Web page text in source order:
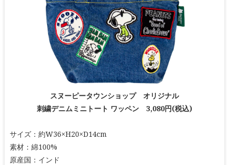
スヌーピータウンショップ オリジナル
刺繍デニムミニトート ワッペン 3,080円(税込)
サイズ：約W36×H20×D14cm
素材：綿100%
原産国：インド